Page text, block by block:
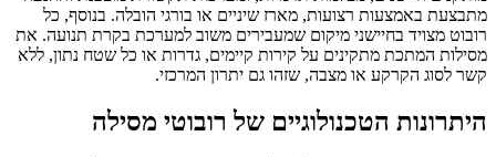
מתבצעת באמצעות רצועות, מארז שיניים או בורגי הובלה. בנוסף, כל
רובוט מצויד בחיישני מיקום שמעבירים משוב למערכת בקרת תנועה. את
מסילות המתכת מתקינים על קירות קיימים, גדרות או כל שטח נתון, ללא
קשר לסוג הקרקע או מצבה, שזהו גם יתרון המרכזי.
היתרונות הטכנולוגיים של רובוטי מסילה